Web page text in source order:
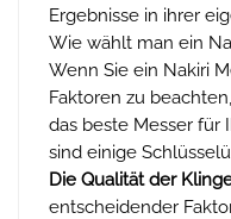
Ergebnisse in ihrer
Wie wählt man ein
Wenn Sie ein Nakiri
Faktoren zu
das beste Messer für
sind einige
Die Qualität der
entscheidender